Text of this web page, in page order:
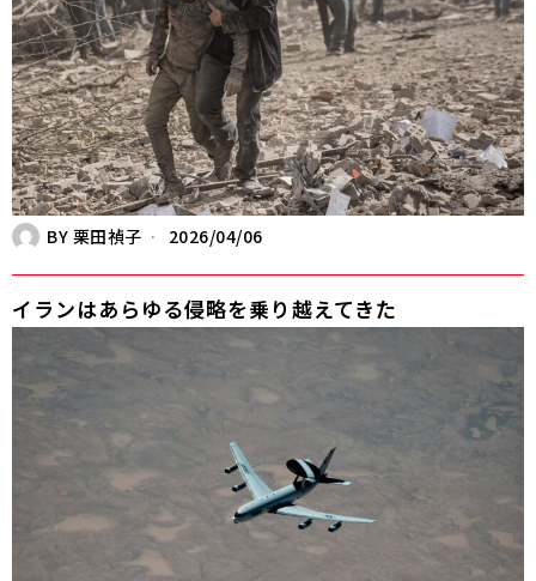
BY 栗田禎子 2026/04/06
イランはあらゆる侵略を乗り越えてきた